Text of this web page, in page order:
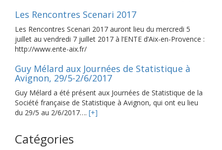
Les Rencontres Scenari 2017
Les Rencontres Scenari 2017 auront lieu du mercredi 5
juillet au vendredi 7 juillet 2017 à l’ENTE d’Aix-en-Provence :
http://www.ente-aix.fr/
Guy Mélard aux Journées de Statistique à
Avignon, 29/5-2/6/2017
Guy Mélard a été présent aux Journées de Statistique de la
Société française de Statistique à Avignon, qui ont eu lieu
du 29/5 au 2/6/2017…. [+]
Catégories